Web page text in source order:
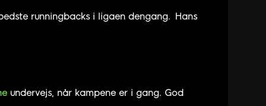
runningbacks i ligaen dengang. Hans
undervejs, når kampene er i gang. God